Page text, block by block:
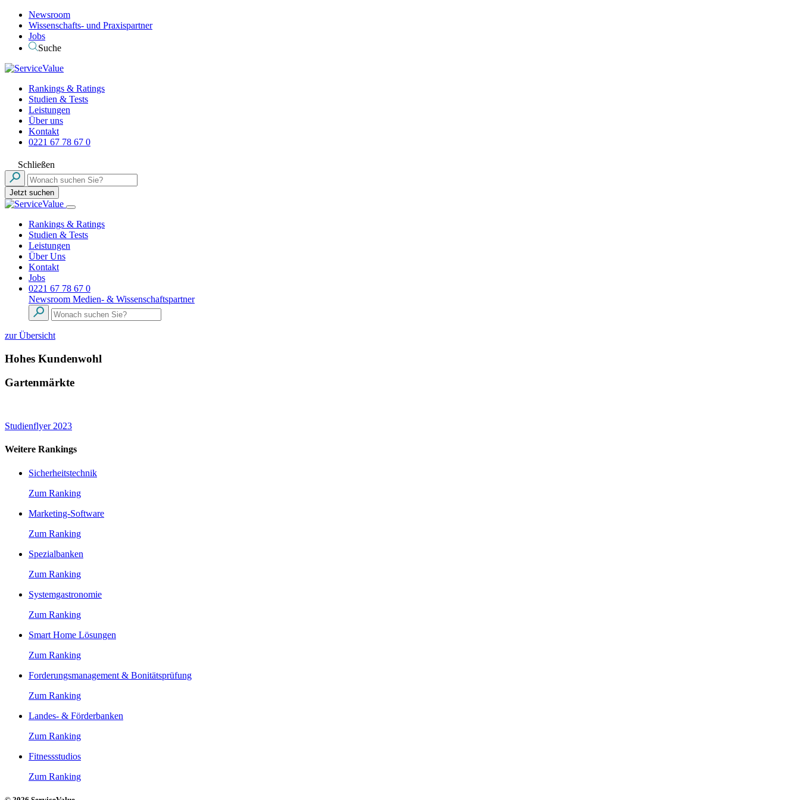
Newsroom
Wissenschafts- und Praxispartner
Jobs
Suche
Rankings & Ratings
Studien & Tests
Leistungen
Über uns
Kontakt
0221 67 78 67 0
Schließen
Jetzt suchen
Rankings & Ratings
Studien & Tests
Leistungen
Über Uns
Kontakt
Jobs
0221 67 78 67 0
Newsroom Medien- & Wissenschaftspartner
zur Übersicht
Hohes Kundenwohl
Gartenmärkte
Studienflyer 2023
Weitere Rankings
Sicherheitstechnik
Zum Ranking
Marketing-Software
Zum Ranking
Spezialbanken
Zum Ranking
Systemgastronomie
Zum Ranking
Smart Home Lösungen
Zum Ranking
Forderungsmanagement & Bonitätsprüfung
Zum Ranking
Landes- & Förderbanken
Zum Ranking
Fitnessstudios
Zum Ranking